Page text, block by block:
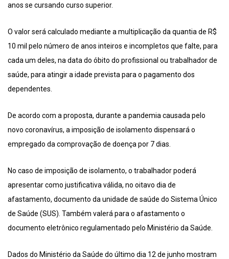
anos se cursando curso superior.
O valor será calculado mediante a multiplicação da quantia de R$
10 mil pelo número de anos inteiros e incompletos que falte, para
cada um deles, na data do óbito do profissional ou trabalhador de
saúde, para atingir a idade prevista para o pagamento dos
dependentes.
De acordo com a proposta, durante a pandemia causada pelo
novo coronavírus, a imposição de isolamento dispensará o
empregado da comprovação de doença por 7 dias.
No caso de imposição de isolamento, o trabalhador poderá
apresentar como justificativa válida, no oitavo dia de
afastamento, documento da unidade de saúde do Sistema Único
de Saúde (SUS). Também valerá para o afastamento o
documento eletrônico regulamentado pelo Ministério da Saúde.
Dados do Ministério da Saúde do último dia 12 de junho mostram